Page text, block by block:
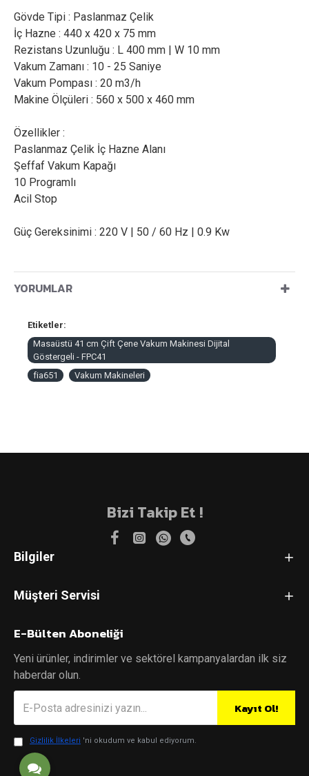
Gövde Tipi : Paslanmaz Çelik
İç Hazne : 440 x 420 x 75 mm
Rezistans Uzunluğu : L 400 mm | W 10 mm
Vakum Zamanı : 10 - 25 Saniye
Vakum Pompası : 20 m3/h
Makine Ölçüleri : 560 x 500 x 460 mm
Özellikler :
Paslanmaz Çelik İç Hazne Alanı
Şeffaf Vakum Kapağı
10 Programlı
Acil Stop
Güç Gereksinimi : 220 V | 50 / 60 Hz | 0.9 Kw
YORUMLAR
Etiketler:
Masaüstü 41 cm Çift Çene Vakum Makinesi Dijital
Göstergeli - FPC41
fia651
Vakum Makineleri
Bizi Takip Et !
Bilgiler
Müşteri Servisi
E-Bülten Aboneliği
Yeni ürünler, indirimler ve sektörel kampanyalardan ilk siz
haberdar olun.
Kayıt Ol!
Gizlilik İlkeleri 'ni okudum ve kabul ediyorum.